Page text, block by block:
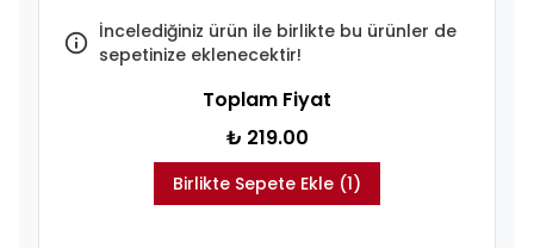
İncelediğiniz ürün ile birlikte bu ürünler de
sepetinize eklenecektir!
Toplam Fiyat
₺ 219.00
Birlikte Sepete Ekle (1)